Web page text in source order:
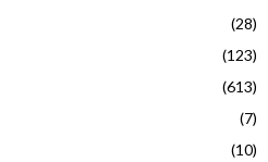
(28)
(123)
(613)
(7)
(10)